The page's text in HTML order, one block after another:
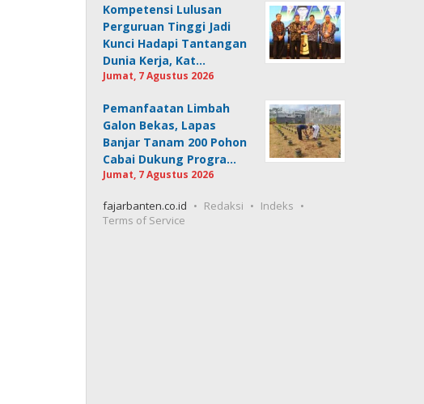
Kompetensi Lulusan
Perguruan Tinggi Jadi
Kunci Hadapi Tantangan
Dunia Kerja, Kat…
Jumat, 7 Agustus 2026
Pemanfaatan Limbah
Galon Bekas, Lapas
Banjar Tanam 200 Pohon
Cabai Dukung Progra…
Jumat, 7 Agustus 2026
fajarbanten.co.id Redaksi
Indeks
Terms of Service